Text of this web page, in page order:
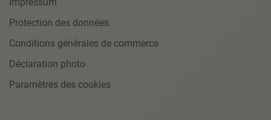
Protection des données
Conditions générales de commerce
Déclaration photo
Paramètres des cookies